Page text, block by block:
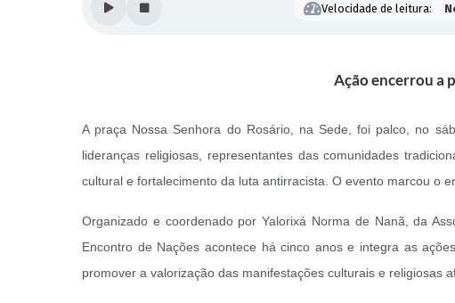
Velocidade de leitura:
Ação encerrou a
A praça Nossa Senhora do Rosário, na Sede, foi palco, no
lideranças religiosas, representantes das comunidades
cultural e fortalecimento da luta antirracista. O evento marcou o
Organizado e coordenado por Yalorixá Norma de Nanã, da
Encontro de Nações acontece há cinco anos e integra as
promover a valorização das manifestações culturais e religiosas